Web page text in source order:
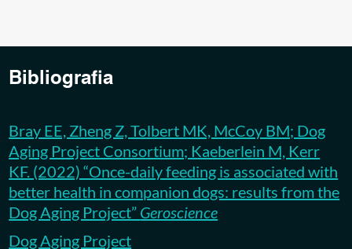
Bibliografia
Bray EE, Zheng Z, Tolbert MK, McCoy BM; Dog
Aging Project Consortium; Kaeberlein M, Kerr
KF. (2022) “Once-daily feeding is associated with
better health in companion dogs: results from the
Dog Aging Project” Geroscience
Dog Aging Project